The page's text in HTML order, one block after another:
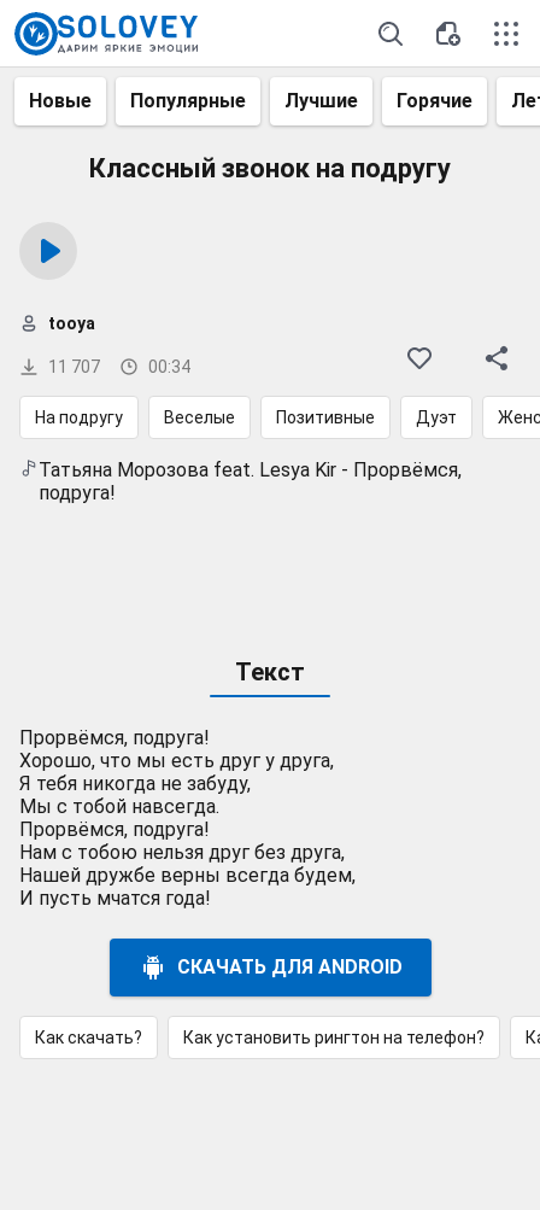
Новые Популярные Лучшие Горячие
Классный звонок на подругу
11 707 00:34
tooya
На подругу Веселые Позитивные Дуэт
Татьяна Морозова feat. Lesya Kir - Прорвёмся,
подруга!
Текст
Прорвёмся, подруга!
Хорошо, что мы есть друг у друга,
Я тебя никогда не забуду,
Мы с тобой навсегда.
Прорвёмся, подруга!
Нам с тобою нельзя друг без друга,
Нашей дружбе верны всегда будем,
И пусть мчатся года!
СКАЧАТЬ ДЛЯ ANDROID
Как скачать? Как установить рингтон на телефон?